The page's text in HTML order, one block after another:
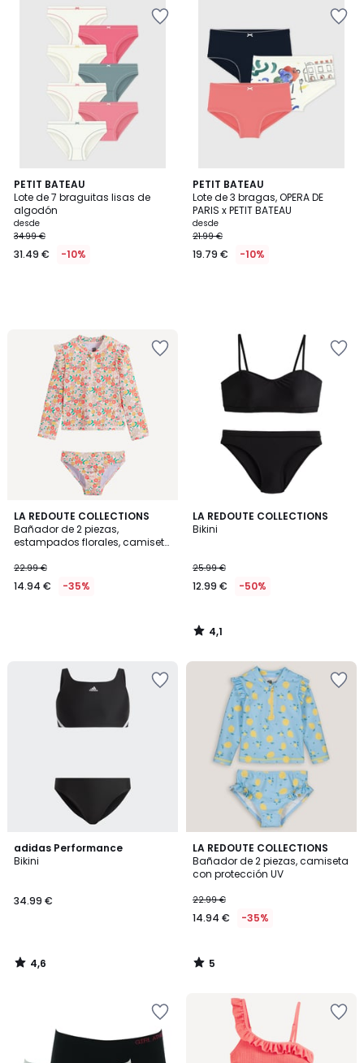
PETIT BATEAU
Lote de 7 braguitas lisas de
algodón
desde
34.99 €
31.49 € -10%
PETIT BATEAU
Lote de 3 bragas, OPERA DE
PARIS x PETIT BATEAU
desde
21.99 €
19.79 € -10%
LA REDOUTE COLLECTIONS
Bañador de 2 piezas,
estampados florales, camiseta
22.99 €
14.94 € -35%
LA REDOUTE COLLECTIONS
Bikini
25.99 €
12.99 € -50%
4,1
/ 5
4,1
/
adidas Performance
Bikini
34.99 €
4,6
/ 5
4,6
/
LA REDOUTE COLLECTIONS
Bañador de 2 piezas, camiseta
con protección UV
22.99 €
14.94 € -35%
5
/
5
5
/